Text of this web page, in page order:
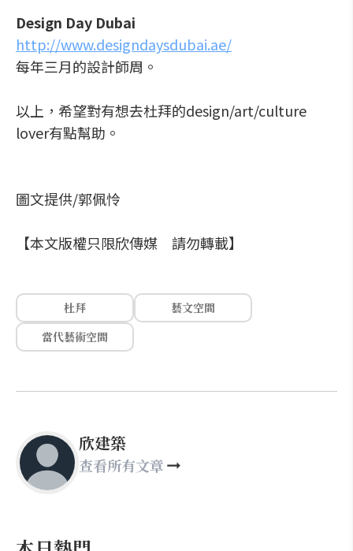
Design Day Dubai
http://www.designdaysdubai.ae/
每年三月的設計師周。
以上，希望對有想去杜拜的design/art/culture
lover有點幫助。
圖文提供/郭佩怜
【本文版權只限欣傳媒 請勿轉載】
杜拜
藝文空間
當代藝術空間
欣建築
查看所有文章